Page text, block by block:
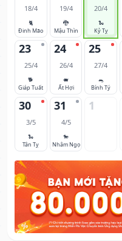
18/4
🐈
Đinh Mão
19/4
🐉
Mậu Thìn
20/4
🐍
Kỷ Tỵ
23
25/4
🐕
Giáp Tuất
24
26/4
🐖
Ất Hợi
25
27/4
🐀
Bính Tý
30
3/5
🐍
Tân Tỵ
31
4/5
🐎
Nhâm Ngọ
1